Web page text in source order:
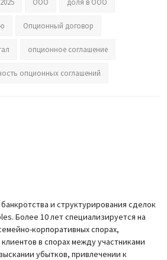
Опционный договор
опционное соглашение
опционных соглашений
и структурирования сделок
Более 10 лет специализируется на
корпоративных спорах,
в спорах между участниками
убытков, привлечении к